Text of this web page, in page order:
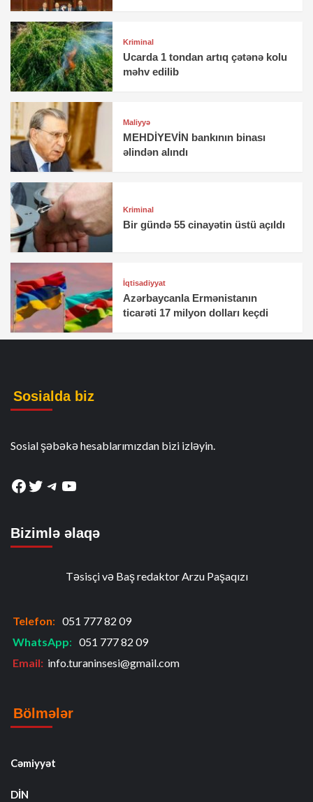
Kriminal
Ucarda 1 tondan artıq çətənə kolu
məhv edilib
Maliyyə
MEHDİYEVİN bankının binası
əlindən alındı
Kriminal
Bir gündə 55 cinayətin üstü açıldı
İqtisadiyyat
Azərbaycanla Ermənistanın
ticarəti 17 milyon dolları keçdi
Sosialda biz
Sosial şəbəkə hesablarımızdan bizi izləyin.
Facebook
Twitter
Telegram
YouTube
Bizimlə əlaqə
Təsisçi və Baş redaktor Arzu Paşaqızı
Telefon: 051 777 82 09
WhatsApp: 051 777 82 09
Email: info.turaninsesi@gmail.com
Bölmələr
Cəmiyyət
DİN